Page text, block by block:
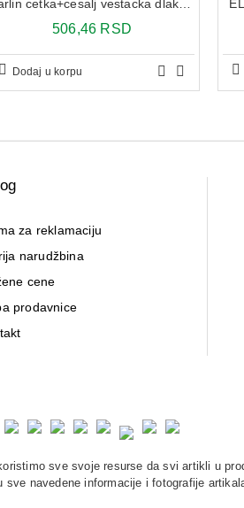
506,46 RSD
Dodaj u korpu
za reklamaciju
narudžbina
cene
prodavnice
sve svoje resurse da svi artikli u
sve navedene informacije i fotografije